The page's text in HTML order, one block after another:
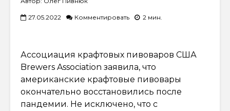
27.05.2022 Комментировать 2 мин.
Ассоциация крафтовых пивоваров США
Brewers Association заявила, что
американские крафтовые пивовары
окончательно восстановились после
пандемии. Не исключено, что с